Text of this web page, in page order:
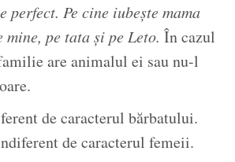
perfect. Pe cine iubește mama
mine, pe tata și pe Leto. În cazul
are animalul ei sau nu-l
de caracterul bărbatului.
de caracterul femeii.